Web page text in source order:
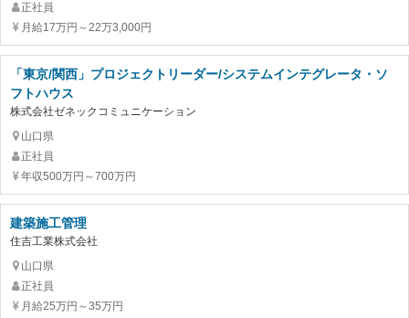
正社員
月給17万円～22万3,000円
「東京/関西」プロジェクトリーダー/システムインテグレータ・ソ
フトハウス
株式会社ゼネックコミュニケーション
山口県
正社員
年収500万円～700万円
建築施工管理
住吉工業株式会社
山口県
正社員
月給25万円～35万円